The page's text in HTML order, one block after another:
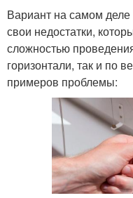
Вариант на самом
свои недостатки,
сложностью
горизонтали, так и по
примеров проблемы: